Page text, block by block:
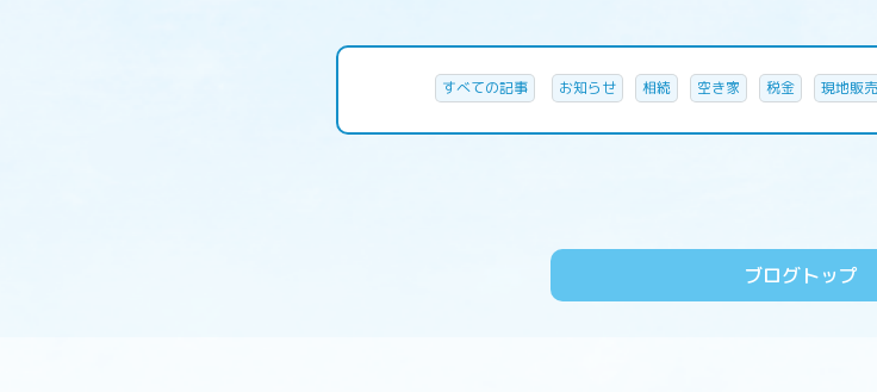
すべての記事 お知らせ 相続 空き家 税金 現地販
ブログトップ